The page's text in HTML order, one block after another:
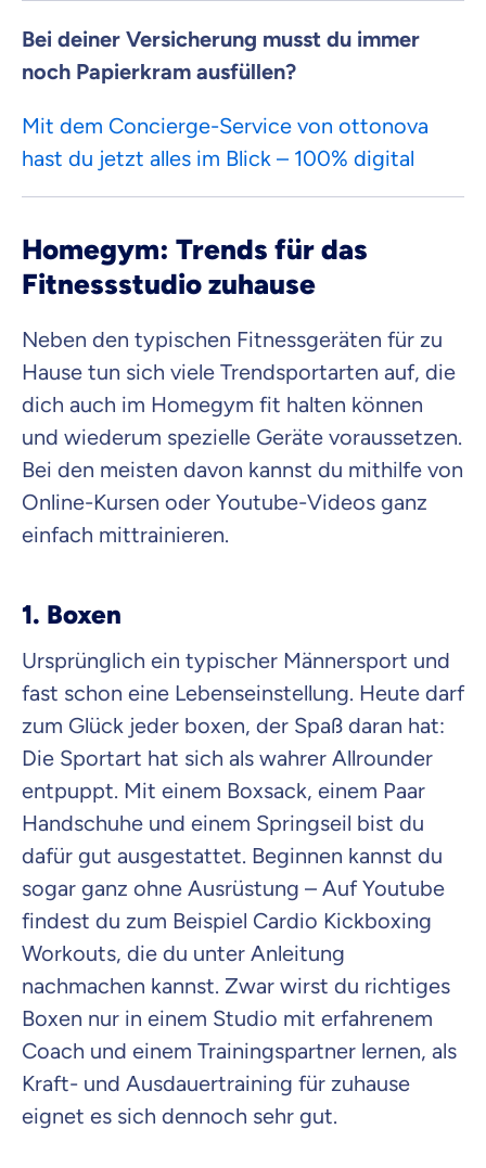
Bei deiner Versicherung musst du immer
noch Papierkram ausfüllen?
Mit dem Concierge-Service von ottonova
hast du jetzt alles im Blick – 100% digital
Homegym: Trends für das
Fitnessstudio zuhause
Neben den typischen Fitnessgeräten für zu
Hause tun sich viele Trendsportarten auf, die
dich auch im Homegym fit halten können
und wiederum spezielle Geräte voraussetzen.
Bei den meisten davon kannst du mithilfe von
Online-Kursen oder Youtube-Videos ganz
einfach mittrainieren.
1. Boxen
Ursprünglich ein typischer Männersport und
fast schon eine Lebenseinstellung. Heute darf
zum Glück jeder boxen, der Spaß daran hat:
Die Sportart hat sich als wahrer Allrounder
entpuppt. Mit einem Boxsack, einem Paar
Handschuhe und einem Springseil bist du
dafür gut ausgestattet. Beginnen kannst du
sogar ganz ohne Ausrüstung – Auf Youtube
findest du zum Beispiel Cardio Kickboxing
Workouts, die du unter Anleitung
nachmachen kannst. Zwar wirst du richtiges
Boxen nur in einem Studio mit erfahrenem
Coach und einem Trainingspartner lernen, als
Kraft- und Ausdauertraining für zuhause
eignet es sich dennoch sehr gut.